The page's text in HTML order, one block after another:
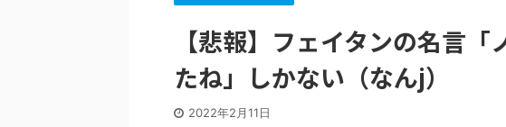
【画像】この女優さん、可愛すぎる
【遊戯王】いつ見ても覚醒だけ地属性との関連が意味不
美少女図鑑AWARD2026グランプリ・榎本彩乃、グラビ
【朗報】齋藤飛鳥、前屈みで完全に見えてる動画が拡散
【画像】『プリズマ☆イリヤ』の新グッズ、流石に一線
北原ももさんの挑発!!!
【悲報】フェイタンの名言
たね」しかない（なんj）
2022年2月11日